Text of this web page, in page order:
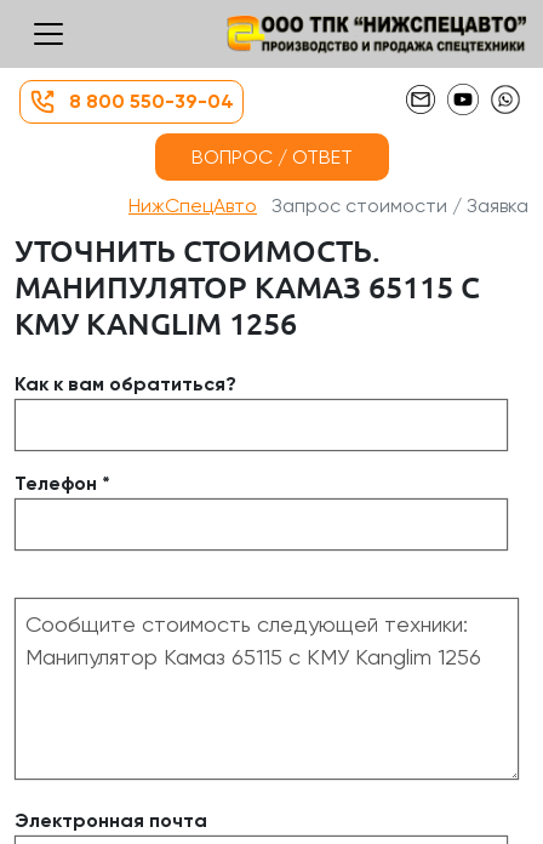
8 800 550-39-04
ВОПРОС / ОТВЕТ
НижСпецАвто Запрос стоимости / Заявка
УТОЧНИТЬ СТОИМОСТЬ.
МАНИПУЛЯТОР КАМАЗ 65115 С
КМУ KANGLIM 1256
Как к вам обратиться?
Телефон *
Электронная почта